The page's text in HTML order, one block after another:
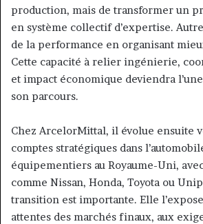
production, mais de transformer un
en système collectif d’expertise.
de la performance en organisant
Cette capacité à relier ingénierie,
et impact économique deviendra
son parcours.
Chez ArcelorMittal, il évolue ensuite
comptes stratégiques dans
équipementiers au Royaume-Uni,
comme Nissan, Honda, Toyota ou
transition est importante. Elle
attentes des marchés finaux, aux